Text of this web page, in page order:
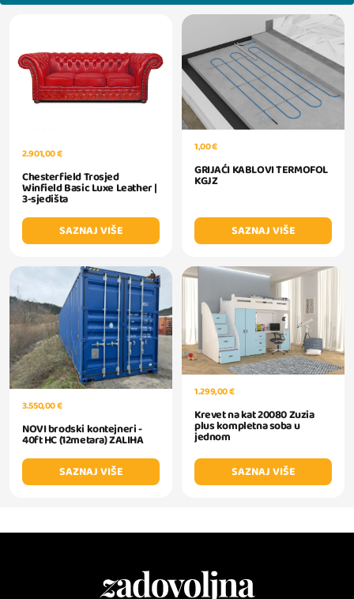
2.901,00 €
Chesterfield Trosjed
Winfield Basic Luxe Leather |
3-sjedišta
SAZNAJ VIŠE
1,00 €
GRIJAĆI KABLOVI TERMOFOL
KGJZ
SAZNAJ VIŠE
3.550,00 €
NOVI brodski kontejneri -
40ft HC (12metara) ZALIHA
SAZNAJ VIŠE
1.299,00 €
Krevet na kat 20080 Zuzia
plus kompletna soba u
jednom
SAZNAJ VIŠE